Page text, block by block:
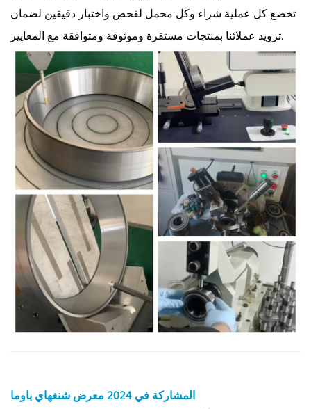
تخضع كل عملية شراء وكل محمل لفحص واختبار دقيقين لضمان
تزويد عملائنا بمنتجات مستقرة وموثوقة ومتوافقة مع المعايير.
المشاركة في 2024 معرض شنغهاي باوما